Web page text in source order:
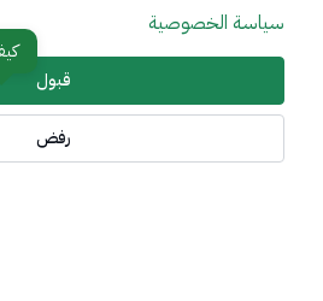
عن الوزارة
تواصل معنا أدوات
سياسة الخصوصية
قبول
رفض